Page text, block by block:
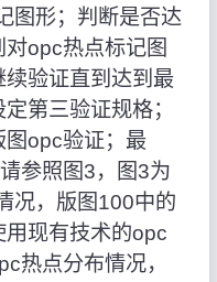
图形；判断是否达
opc热点标记图
验证直到达到最
第三验证规格；
图opc验证；最
参照图3，图3为
况，版图100中的
现有技术的opc
热点分布情况，